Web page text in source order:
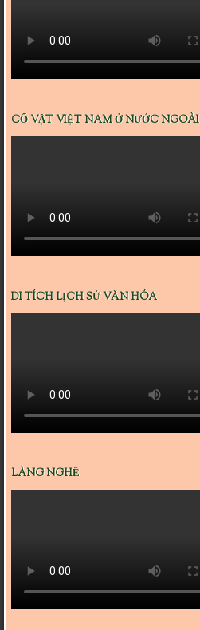
CỔ VẬT VIỆT NAM Ở NƯỚC NGOÀI
DI TÍCH LỊCH SỬ VĂN HÓA
LÀNG NGHỀ